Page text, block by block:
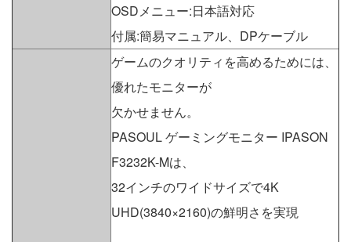
OSDメニュー:日本語対応
付属:簡易マニュアル、DPケーブル
ゲームのクオリティを高めるためには、
優れたモニターが
欠かせません。
PASOUL ゲーミングモニター IPASON
F3232K-Mは、
32インチのワイドサイズで4K
UHD(3840×2160)の鮮明さを実現